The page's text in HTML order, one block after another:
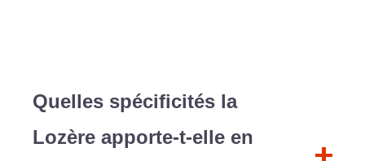
Quelles spécificités la
Lozère apporte-t-elle en